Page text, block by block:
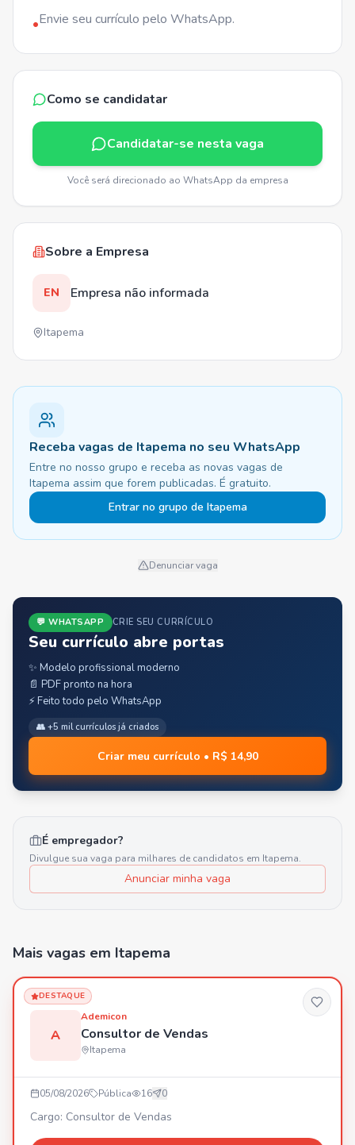
•Envie seu currículo pelo WhatsApp.
Como se candidatar
Candidatar-se nesta vaga
Você será direcionado ao WhatsApp da empresa
Sobre a Empresa
EN Empresa não informada
Itapema
Receba vagas de Itapema no seu WhatsApp
Entre no nosso grupo e receba as novas vagas de
Itapema assim que forem publicadas. É gratuito.
Entrar no grupo de Itapema
Denunciar vaga
💬 WHATSAPP CRIE SEU CURRÍCULO
Seu currículo abre portas
✨ Modelo profissional moderno
📄 PDF pronto na hora
⚡ Feito todo pelo WhatsApp
👥 +5 mil currículos já criados
Criar meu currículo • R$ 14,90
É empregador?
Divulgue sua vaga para milhares de candidatos em Itapema.
Anunciar minha vaga
Mais vagas em Itapema
DESTAQUE
A
Ademicon
Consultor de Vendas
Itapema
05/08/2026 Pública 16 0
Cargo: Consultor de Vendas